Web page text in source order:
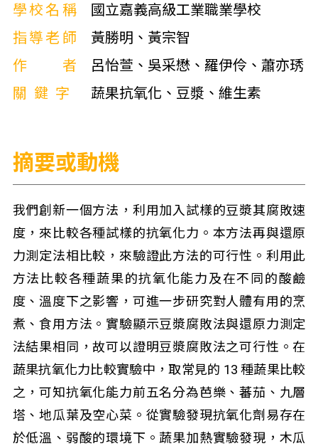
學校名稱
國立嘉義高級工業職業學校
指導老師
黃勝明、黃宗智
作者
呂怡萱、吳采懋、羅伊伶、蕭亦琇
關鍵字
蔬果抗氧化、豆漿、維生素
摘要或動機
我們創新一個方法，利用加入試樣的豆漿其腐敗速
度，來比較各種試樣的抗氧化力。本方法再與還原
力測定法相比較，來驗證此方法的可行性。利用此
方法比較各種蔬果的抗氧化能力及在不同的酸鹼
度、溫度下之影響，可進一步研究對人體有用的烹
煮、食用方法。實驗顯示豆漿腐敗法與還原力測定
法結果相同，故可以證明豆漿腐敗法之可行性。在
蔬果抗氧化力比較實驗中，取常見的 13 種蔬果比較
之，可知抗氧化能力前五名分為芭樂、蕃茄、九層
塔、地瓜葉及空心菜。從實驗發現抗氧化劑易存在
於低溫、弱酸的環境下。蔬果加熱實驗發現，木瓜